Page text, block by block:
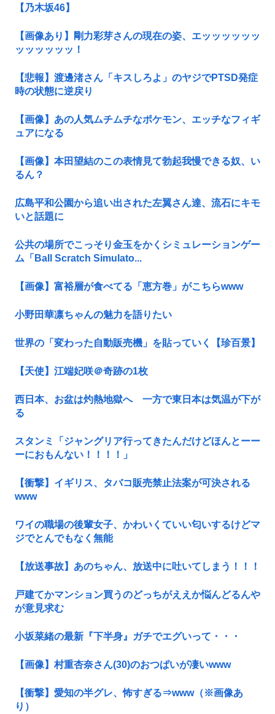
【乃木坂46】
【画像あり】剛力彩芽さんの現在の姿、エッッッッッッ
ッッッッッッ！
【悲報】渡邊渚さん「キスしろよ」のヤジでPTSD発症
時の状態に逆戻り
【画像】あの人気ムチムチなポケモン、エッチなフィギ
ュアになる
【画像】本田望結のこの表情見て勃起我慢できる奴、い
るん？
広島平和公園から追い出された左翼さん達、流石にキモ
いと話題に
公共の場所でこっそり金玉をかくシミュレーションゲー
ム「Ball Scratch Simulato...
【画像】富裕層が食べてる「恵方巻」がこちらwww
小野田華凛ちゃんの魅力を語りたい
世界の「変わった自動販売機」を貼っていく【珍百景】
【天使】江端妃咲＠奇跡の1枚
西日本、お盆は灼熱地獄へ 一方で東日本は気温が下が
る
スタンミ「ジャングリア行ってきたんだけどほんとーー
ーにおもんない！！！！」
【衝撃】イギリス、タバコ販売禁止法案が可決される
www
ワイの職場の後輩女子、かわいくていい匂いするけどマ
ジでとんでもなく無能
【放送事故】あのちゃん、放送中に吐いてしまう！！！
戸建てかマンション買うのどっちがええか悩んどるんや
が意見求む
小坂菜緒の最新『下半身』ガチでエグいって・・・
【画像】村重杏奈さん(30)のおつぱいが凄いwww
【衝撃】愛知の半グレ、怖すぎる⇒www（※画像あ
り）